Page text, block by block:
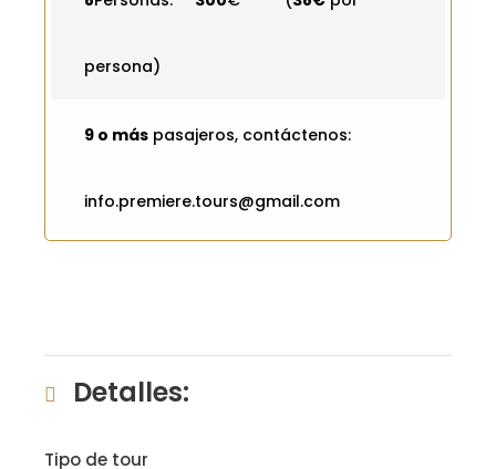
persona)
9 o más pasajeros, contáctenos:
info.premiere.tours@gmail.com
Detalles:
Tipo de tour